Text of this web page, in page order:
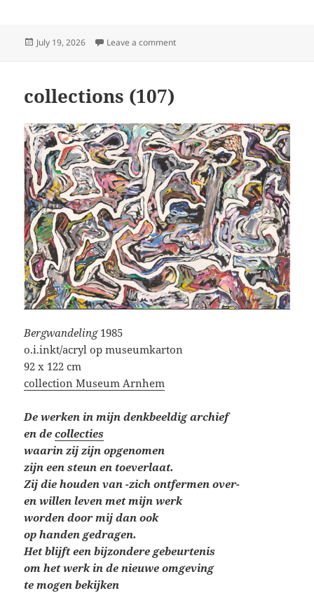
Posted
July 19, 2026 Leave a commenton Stedelijk Museum Schiedam
collections (107)
Bergwandeling1985
o.i.inkt/acryl op museumkarton
92 x 122 cm
collection Museum Arnhem
De werken in mijn denkbeeldig archief
en decollecties
waarin zij zijn opgenomen
zijn een steun en toeverlaat.
Zij die houden van -zich ontfermen over-
en willen leven met mijn werk
worden door mij dan ook
op handen gedragen.
Het blijft een bijzondere gebeurtenis
om het werk in de nieuwe omgeving
te mogen bekijken